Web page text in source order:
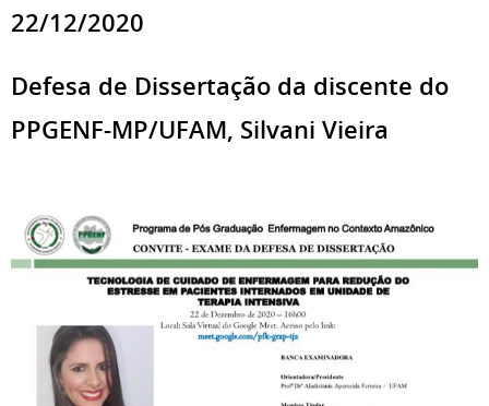
22/12/2020
Defesa de Dissertação da discente do
PPGENF-MP/UFAM, Silvani Vieira